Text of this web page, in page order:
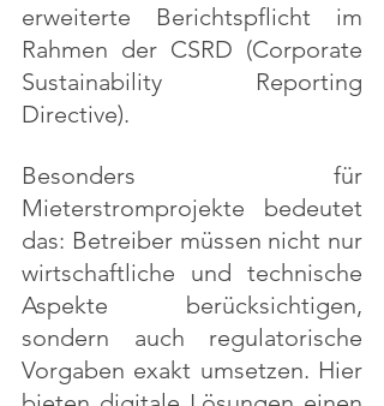
erweiterte Berichtspflicht im
Rahmen der CSRD (Corporate
Sustainability Reporting
Directive).
Besonders für
Mieterstromprojekte bedeutet
das: Betreiber müssen nicht nur
wirtschaftliche und technische
Aspekte berücksichtigen,
sondern auch regulatorische
Vorgaben exakt umsetzen. Hier